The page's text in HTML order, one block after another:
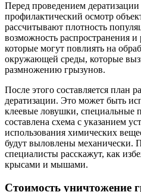
Перед проведением
профилактический осмотр
рассчитывают плотность
возможность распространения
которые могут повлиять на
окружающей среды, которые
размножению грызунов.
После этого составляется план
дератизации. Это может быть
клеевые ловушки, специальные
составлена схема с указанием
использования химических
будут выловлены механически.
специалисты расскажут, как
крысами и мышами.
Стоимость уничтожение